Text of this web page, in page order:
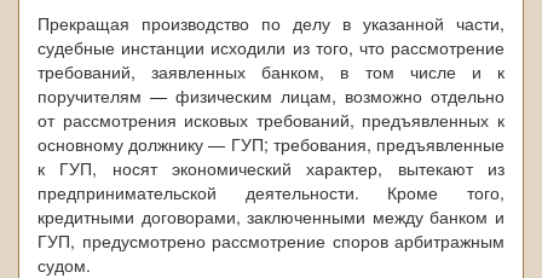
Прекращая производство по делу в указанной части,
судебные инстанции исходили из того, что рассмотрение
требований, заявленных банком, в том числе и к
поручителям — физическим лицам, возможно отдельно
от рассмотрения исковых требований, предъявленных к
основному должнику — ГУП; требования, предъявленные
к ГУП, носят экономический характер, вытекают из
предпринимательской деятельности. Кроме того,
кредитными договорами, заключенными между банком и
ГУП, предусмотрено рассмотрение споров арбитражным
судом.